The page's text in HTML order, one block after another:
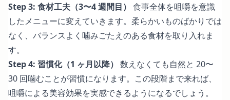
Step 3: 食材工夫（3〜4 週間目） 食事全体を咀嚼を意識
したメニューに変えていきます。柔らかいものばかりでは
なく、バランスよく噛みごたえのある食材を取り入れま
す。
Step 4: 習慣化（1 ヶ月以降） 数えなくても自然と 20〜
30 回噛むことが習慣になります。この段階まで来れば、
咀嚼による美容効果を実感できるようになるでしょう。